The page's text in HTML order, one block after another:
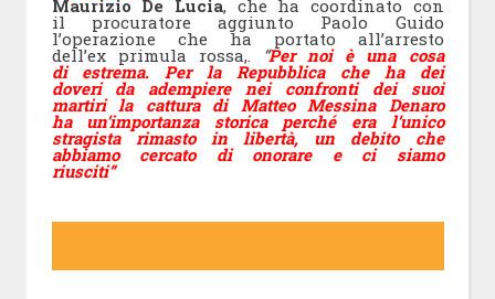
Maurizio De Lucia, che ha coordinato con
il procuratore aggiunto Paolo Guido
l’operazione che ha portato all’arresto
dell’ex primula rossa,.“Per noi è una cosa
di estrema. Per la Repubblica che ha dei
doveri da adempiere nei confronti dei suoi
martiri la cattura di Matteo Messina Denaro
ha un’importanza storica perché era l’unico
stragista rimasto in libertà, un debito che
abbiamo cercato di onorare e ci siamo
riusciti”